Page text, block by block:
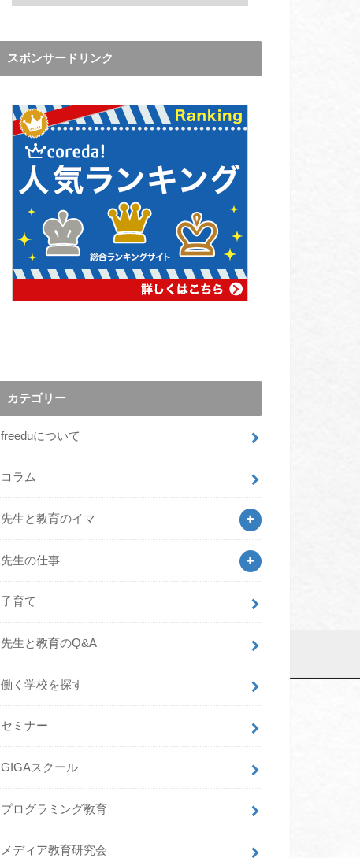
スボンサードリンク
カテゴリー
freeduについて
コラム
先生と教育のイマ
先生の仕事
子育て
先生と教育のQ&A
働く学校を探す
セミナー
GIGAスクール
プログラミング教育
メディア教育研究会